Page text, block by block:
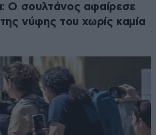
Ο σουλτάνος αφαίρεσε
νύφης του χωρίς καμία